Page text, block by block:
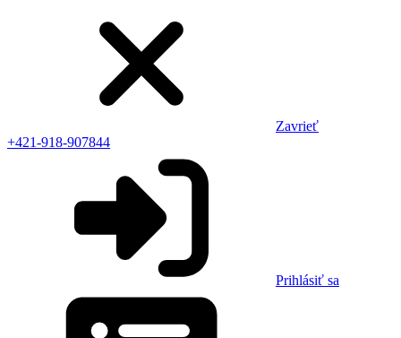
Zavrieť
+421-918-907844
Prihlásiť sa